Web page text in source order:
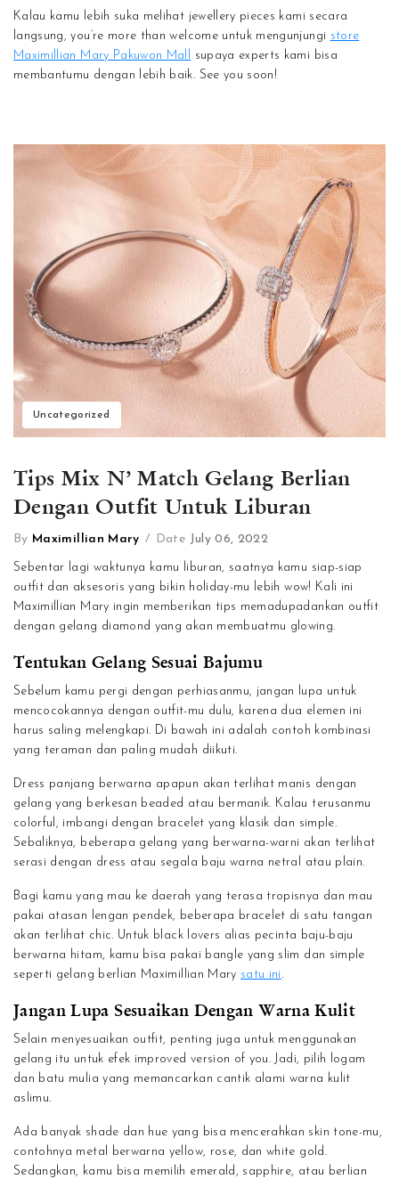
Kalau kamu lebih suka melihat jewellery pieces kami secara
langsung, you’re more than welcome untuk mengunjungi store
Maximillian Mary Pakuwon Mall
supaya experts kami bisa
membantumu dengan lebih baik. See you soon!
Uncategorized
Tips Mix N’ Match Gelang Berlian
Dengan Outfit Untuk Liburan
By Maximillian Mary / Date July 06, 2022
Sebentar lagi waktunya kamu liburan, saatnya kamu siap-siap
outfit dan aksesoris yang bikin holiday-mu lebih wow! Kali ini
Maximillian Mary ingin memberikan tips memadupadankan outfit
dengan gelang diamond yang akan membuatmu glowing.
Tentukan Gelang Sesuai Bajumu
Sebelum kamu pergi dengan perhiasanmu, jangan lupa untuk
mencocokannya dengan outfit-mu dulu, karena dua elemen ini
harus saling melengkapi. Di bawah ini adalah contoh kombinasi
yang teraman dan paling mudah diikuti.
Dress panjang berwarna apapun akan terlihat manis dengan
gelang yang berkesan beaded atau bermanik. Kalau terusanmu
colorful, imbangi dengan bracelet yang klasik dan simple.
Sebaliknya, beberapa gelang yang berwarna-warni akan terlihat
serasi dengan dress atau segala baju warna netral atau plain.
Bagi kamu yang mau ke daerah yang terasa tropisnya dan mau
pakai atasan lengan pendek, beberapa bracelet di satu tangan
akan terlihat chic. Untuk black lovers alias pecinta baju-baju
berwarna hitam, kamu bisa pakai bangle yang slim dan simple
seperti gelang berlian Maximillian Mary satu ini.
Jangan Lupa Sesuaikan Dengan Warna Kulit
Selain menyesuaikan outfit, penting juga untuk menggunakan
gelang itu untuk efek improved version of you. Jadi, pilih logam
dan batu mulia yang memancarkan cantik alami warna kulit
aslimu.
Ada banyak shade dan hue yang bisa mencerahkan skin tone-mu,
contohnya metal berwarna yellow, rose, dan white gold.
Sedangkan, kamu bisa memilih emerald, sapphire, atau berlian